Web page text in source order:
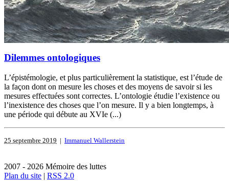
Dilemmes ontologiques
L’épistémologie, et plus particulièrement la statistique, est l’étude de
la façon dont on mesure les choses et des moyens de savoir si les
mesures effectuées sont correctes. L’ontologie étudie l’existence ou
l’inexistence des choses que l’on mesure. Il y a bien longtemps, à
une période qui débute au XVIe (...)
25 septembre 2019 | Immanuel Wallerstein
2007 - 2026 Mémoire des luttes
Plan du site | RSS 2.0